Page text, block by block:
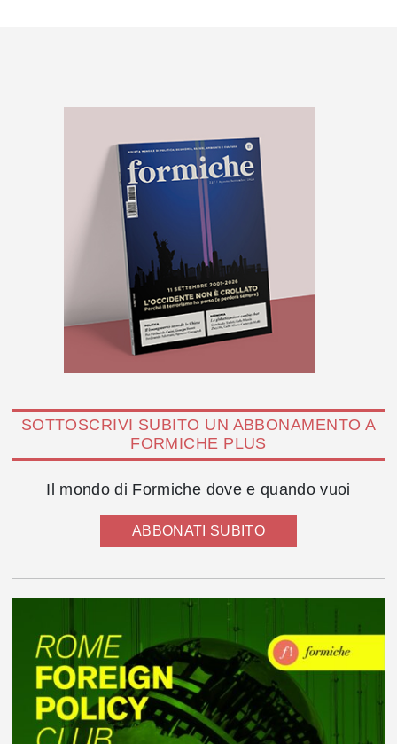
SOTTOSCRIVI SUBITO UN ABBONAMENTO A
FORMICHE PLUS
Il mondo di Formiche dove e quando vuoi
ABBONATI SUBITO